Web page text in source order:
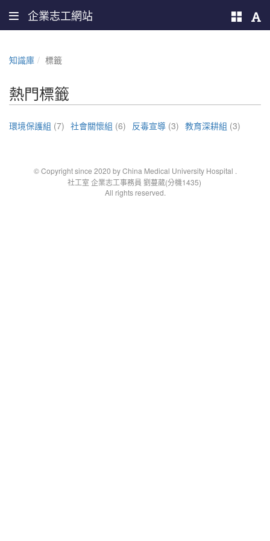
企業志工網站
知識庫 標籤
熱門標籤
環境保護組 (7) 社會關懷組 (6) 反毒宣導 (3) 教育深耕組 (3)
© Copyright since 2020 by China Medical University Hospital .
社工室 企業志工事務員 劉蔓葳(分機1435)
All rights reserved.